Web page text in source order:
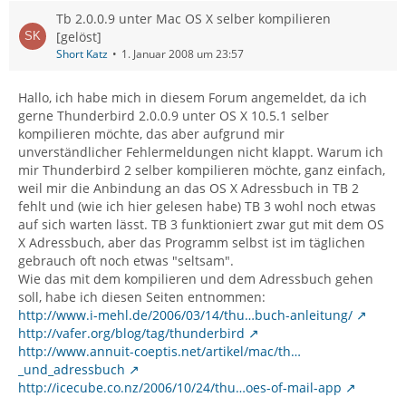
Tb 2.0.0.9 unter Mac OS X selber kompilieren
[gelöst]
Short Katz 1. Januar 2008 um 23:57
Hallo, ich habe mich in diesem Forum angemeldet, da ich
gerne Thunderbird 2.0.0.9 unter OS X 10.5.1 selber
kompilieren möchte, das aber aufgrund mir
unverständlicher Fehlermeldungen nicht klappt. Warum ich
mir Thunderbird 2 selber kompilieren möchte, ganz einfach,
weil mir die Anbindung an das OS X Adressbuch in TB 2
fehlt und (wie ich hier gelesen habe) TB 3 wohl noch etwas
auf sich warten lässt. TB 3 funktioniert zwar gut mit dem OS
X Adressbuch, aber das Programm selbst ist im täglichen
gebrauch oft noch etwas "seltsam".
Wie das mit dem kompilieren und dem Adressbuch gehen
soll, habe ich diesen Seiten entnommen:
http://www.i-mehl.de/2006/03/14/thu…buch-anleitung/
http://vafer.org/blog/tag/thunderbird
http://www.annuit-coeptis.net/artikel/mac/th…
_und_adressbuch
http://icecube.co.nz/2006/10/24/thu…oes-of-mail-app